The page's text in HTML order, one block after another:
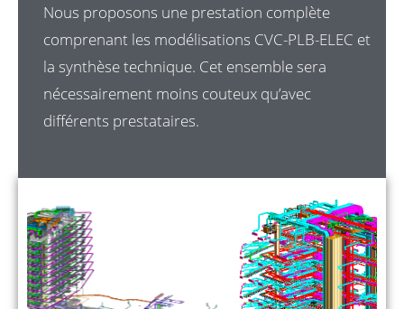
Nous proposons une prestation complète
comprenant les modélisations CVC-PLB-ELEC et
la synthèse technique. Cet ensemble sera
nécessairement moins couteux qu’avec
différents prestataires.